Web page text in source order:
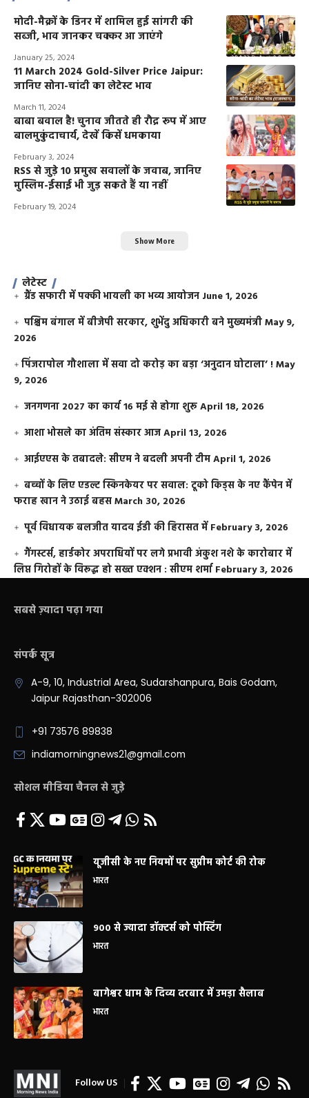
मोदी-मैक्रों के डिनर में शामिल हुई सांगरी की
सब्जी, भाव जानकर चक्कर आ जाएंगे
January 25, 2024
11 March 2024 Gold-Silver Price Jaipur:
जानिए सोना-चांदी का लेटेस्ट भाव
March 11, 2024
बाबा बवाल है! चुनाव जीतते ही रौद्र रूप में आए
बालमुकुंदाचार्य, देखें किसें धमकाया
February 3, 2024
RSS से जुड़े 10 प्रमुख सवालों के जवाब, जानिए
मुस्लिम-ईसाई भी जुड़ सकते हैं या नहीं
February 19, 2024
Show More
लेटेस्ट
ग्रैंड सफारी में पक्की भायली का भव्य आयोजन June 1, 2026
पश्चिम बंगाल में बीजेपी सरकार, शुभेंदु अधिकारी बने मुख्यमंत्रीMay 9,
2026
​पिंजरापोल गौशाला में सवा दो करोड़ का बड़ा ‘अनुदान घोटाला’ !May
9, 2026
जनगणना 2027 का कार्य 16 मई से होगा शुरूApril 18, 2026
आशा भोसले का अंतिम संस्कार आजApril 13, 2026
आईएएस के तबादले: सीएम ने बदली अपनी टीमApril 1, 2026
बच्चों के लिए एडल्ट स्किनकेयर पर सवाल: टूको किड्स के नए कैंपेन में
फराह खान ने उठाई बहसMarch 30, 2026
पूर्व विधायक बलजीत यादव ईडी की हिरासत में February 3, 2026
गैंगस्टर्स, हार्डकोर अपराधियों पर लगे प्रभावी अंकुश नशे के कारोबार में
लिप्त गिरोहों के विरूद्ध हो सख्त एक्शन : सीएम शर्मा February 3, 2026
सबसे ज़्यादा पढ़ा गया
संपर्क सूत्र
A-9, 10, Industrial Area, Sudarshanpura, Bais Godam,
Jaipur Rajasthan-302006
+91 73576 89838
indiamorningnews21@gmail.com
सोशल मीडिया चैनल से जुड़े
यूजीसी के नए नियमों पर सुप्रीम कोर्ट की रोक
भारत
900 से ज्यादा डॉक्टर्स को पोस्टिंग
भारत
बागेश्वर धाम के दिव्य दरबार में उमड़ा सैलाब
भारत
Follow US